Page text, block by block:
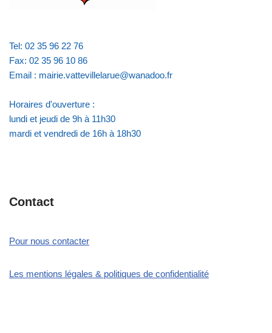
Tel: 02 35 96 22 76
Fax: 02 35 96 10 86
Email : mairie.vattevillelarue@wanadoo.fr
Horaires d'ouverture :
lundi et jeudi de 9h à 11h30
mardi et vendredi de 16h à 18h30
Contact
Pour nous contacter
Les mentions légales & politiques de confidentialité